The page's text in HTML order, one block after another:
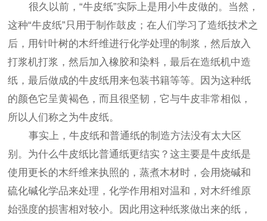
很久以前，“牛皮纸”实际上是用小牛皮做的。当然，
这种“牛皮纸”只用于制作鼓皮；在人们学习了造纸技术之
后，用针叶树的木纤维进行化学处理的制浆，然后放入
打浆机打浆，然后加入橡胶和染料，最后在造纸机中造
纸，最后做成的牛皮纸用来包装书籍等等。因为这种纸
的颜色它呈黄褐色，而且很坚韧，它与牛皮非常相似，
所以人们称之为牛皮纸。
事实上，牛皮纸和普通纸的制造方法没有太大区
别。为什么牛皮纸比普通纸更结实？这主要是牛皮纸是
使用更长的木纤维来执照的，蒸煮木材时，会用烧碱和
硫化碱化学品来处理，化学作用相对温和，对木纤维原
始强度的损害相对较小。因此用这种纸浆做出来的纸，